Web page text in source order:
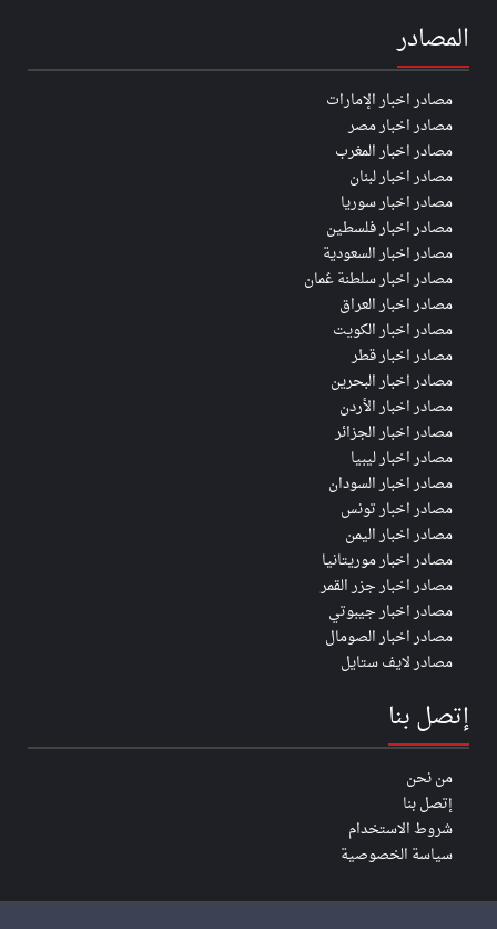
المصادر
مصادر اخبار الإمارات
مصادر اخبار مصر
مصادر اخبار المغرب
مصادر اخبار لبنان
مصادر اخبار سوريا
مصادر اخبار فلسطين
مصادر اخبار السعودية
مصادر اخبار سلطنة عُمان
مصادر اخبار العراق
مصادر اخبار الكويت
مصادر اخبار قطر
مصادر اخبار البحرين
مصادر اخبار الأردن
مصادر اخبار الجزائر
مصادر اخبار ليبيا
مصادر اخبار السودان
مصادر اخبار تونس
مصادر اخبار اليمن
مصادر اخبار موريتانيا
مصادر اخبار جزر القمر
مصادر اخبار جيبوتي
مصادر اخبار الصومال
مصادر لايف ستايل
إتصل بنا
من نحن
إتصل بنا
شروط الاستخدام
سياسة الخصوصية